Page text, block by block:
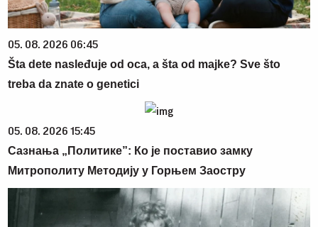
05. 08. 2026 06:45
Šta dete nasleđuje od oca, a šta od majke? Sve što
treba da znate o genetici
05. 08. 2026 15:45
Сазнања „Политике”: Ко је поставио замку
Митрополиту Методију у Горњем Заостру